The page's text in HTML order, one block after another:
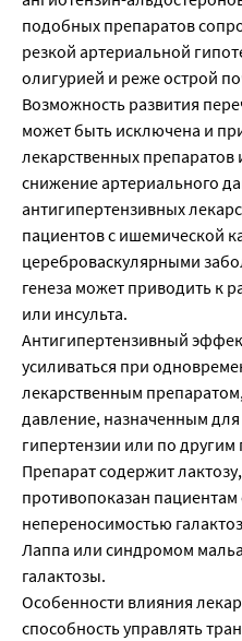
подобных препаратов
резкой артериальной
олигурией и реже острой
Возможность развития
может быть исключена и
лекарственных препаратов
снижение артериального
антигипертензивных
пациентов с ишемической
цереброваскулярными
генеза может приводить к
или инсульта.
Антигипертензивный
усиливаться при
лекарственным
давление, назначенным
гипертензии или по другим
Препарат содержит лактозу,
противопоказан
непереносимостью
Лаппа или синдромом
галактозы.
Особенности влияния
способность управлять